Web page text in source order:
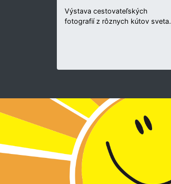
Výstava cestovateľských
fotografií z rôznych kútov sveta.